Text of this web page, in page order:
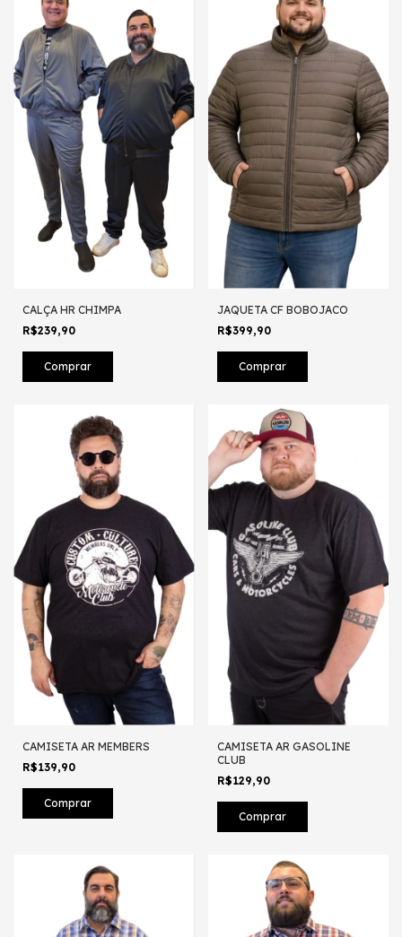
CALÇA HR CHIMPA
R$239,90
Comprar
JAQUETA CF BOBOJACO
R$399,90
Comprar
CAMISETA AR MEMBERS
R$139,90
Comprar
CAMISETA AR GASOLINE
CLUB
R$129,90
Comprar